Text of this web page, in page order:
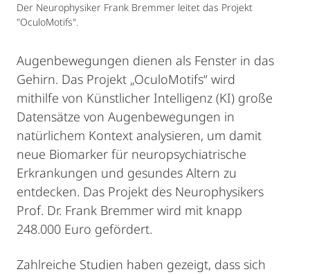
Der Neurophysiker Frank Bremmer leitet das Projekt
"OculoMotifs".
Augenbewegungen dienen als Fenster in das
Gehirn. Das Projekt „OculoMotifs“ wird
mithilfe von Künstlicher Intelligenz (KI) große
Datensätze von Augenbewegungen in
natürlichem Kontext analysieren, um damit
neue Biomarker für neuropsychiatrische
Erkrankungen und gesundes Altern zu
entdecken. Das Projekt des Neurophysikers
Prof. Dr. Frank Bremmer wird mit knapp
248.000 Euro gefördert.
Zahlreiche Studien haben gezeigt, dass sich